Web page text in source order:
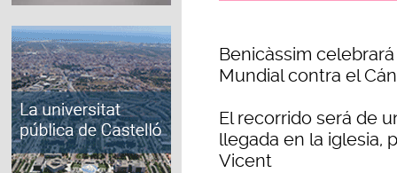
Benicàssim
Mundial contra el
El recorrido será de
llegada en la iglesia,
Vicent